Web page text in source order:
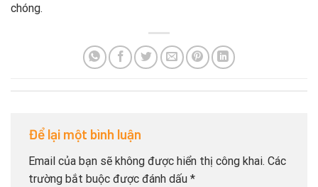
chóng.
Để lại một bình luận
Email của bạn sẽ không được hiển thị công khai. Các
trường bắt buộc được đánh dấu *